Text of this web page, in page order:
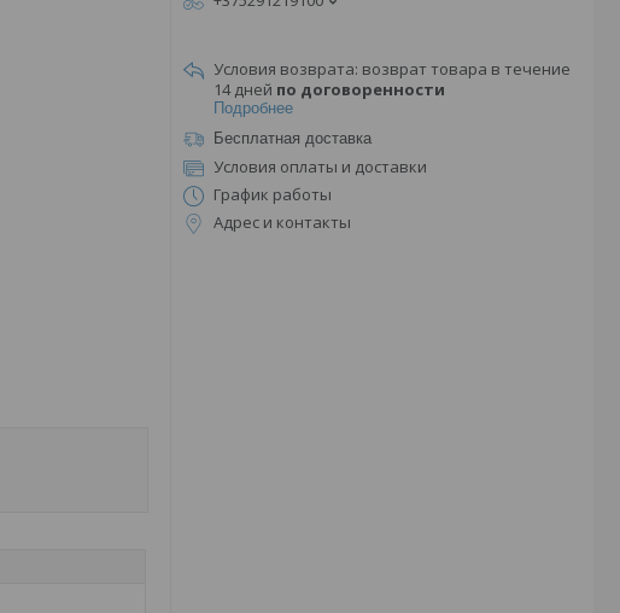
возврат товара в течение
14 дней по договоренности
Подробнее
Бесплатная доставка
Условия оплаты и доставки
График работы
Адрес и контакты